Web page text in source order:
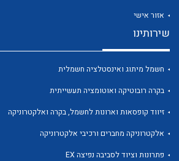
לכל מוצרי היצרן
אזור אישי
שירותינו
חשמל מיתוג ואינסטלציה חשמלית
בקרה רובוטיקה ואוטומציה תעשייתית
זיווד קופסאות וארונות לחשמל, בקרה ואלקטרוניקה
אלקטרוניקה מחברים ורכיבי אלקטרוניקה
פתרונות וציוד לסביבה נפיצה EX